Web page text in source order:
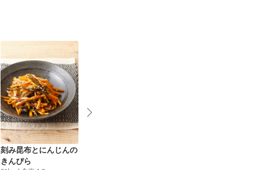
刻み昆布とにんじんの
きんぴら